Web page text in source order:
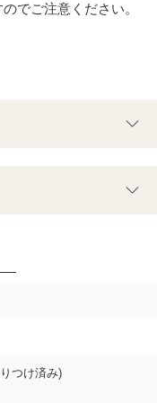
つけ済み)
でご注意ください。